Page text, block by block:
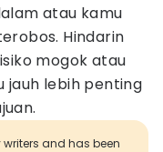
atau kamu
Hindarin
mogok atau
jauh lebih penting
and has been